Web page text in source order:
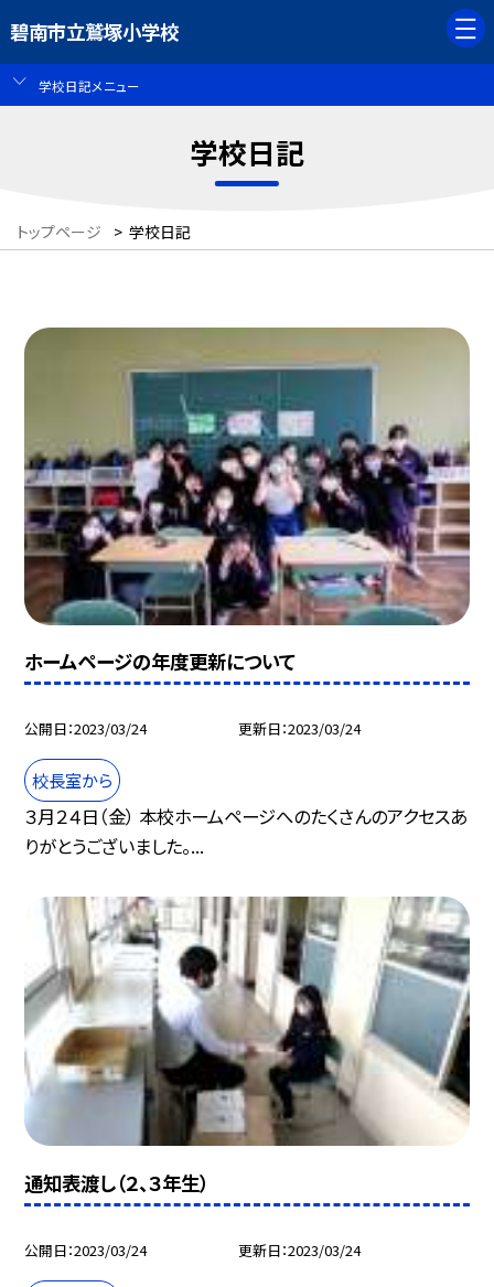
碧南市立鷲塚小学校
学校日記メニュー
学校日記
トップページ > 学校日記
ホームページの年度更新について
公開日 2023/03/24 更新日 2023/03/24
校長室から
３月２４日（金） 本校ホームページへのたくさんのアクセスあ
りがとうございました。...
通知表渡し（２、３年生）
公開日 2023/03/24 更新日 2023/03/24